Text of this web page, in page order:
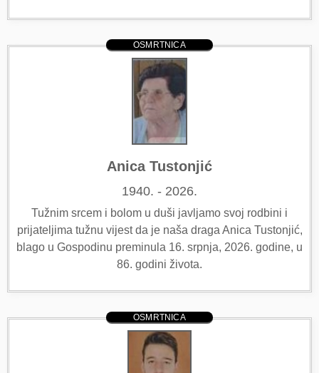
OSMRTNICA
Anica Tustonjić
1940. - 2026.
Tužnim srcem i bolom u duši javljamo svoj rodbini i
prijateljima tužnu vijest da je naša draga Anica Tustonjić,
blago u Gospodinu preminula 16. srpnja, 2026. godine, u
86. godini života.
OSMRTNICA